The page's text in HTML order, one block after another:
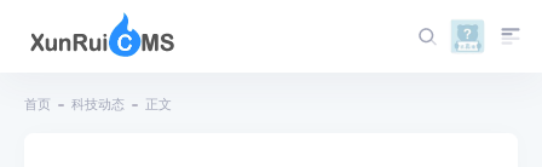
首页 科技动态 正文